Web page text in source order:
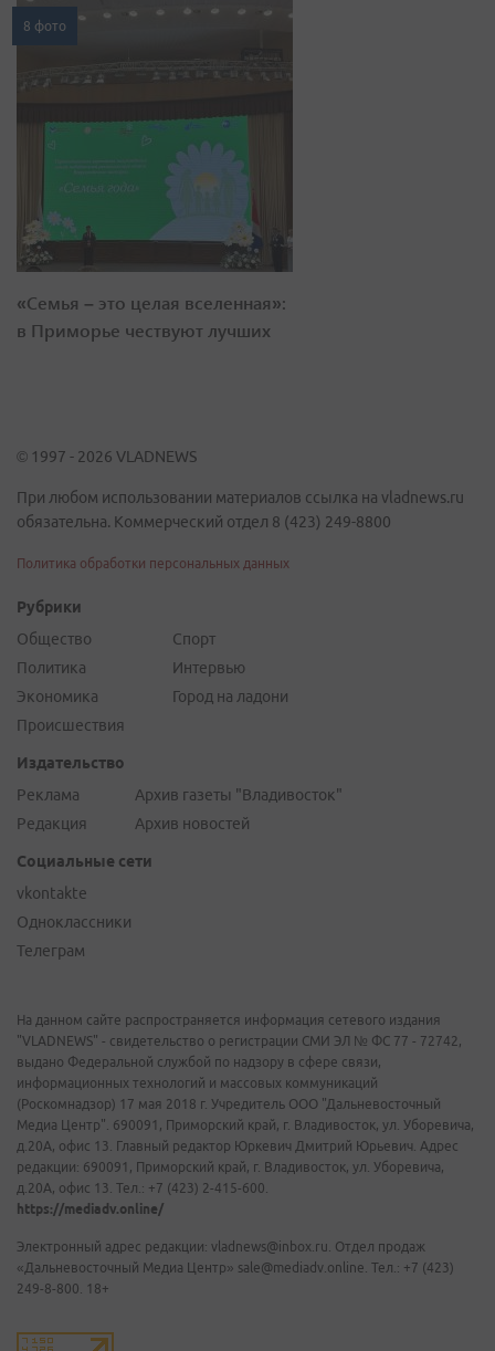
8 фото
«Семья – это целая вселенная»:
в Приморье чествуют лучших
© 1997 - 2026 VLADNEWS
При любом использовании материалов ссылка на vladnews.ru
обязательна. Коммерческий отдел 8 (423) 249-8800
Политика обработки персональных данных
Рубрики
Общество
Политика
Экономика
Происшествия
Спорт
Интервью
Город на ладони
Издательство
Реклама
Редакция
Архив газеты "Владивосток"
Архив новостей
Социальные сети
vkontakte
Одноклассники
Телеграм
На данном сайте распространяется информация сетевого издания
"VLADNEWS" - свидетельство о регистрации СМИ ЭЛ № ФС 77 - 72742,
выдано Федеральной службой по надзору в сфере связи,
информационных технологий и массовых коммуникаций
(Роскомнадзор) 17 мая 2018 г. Учредитель ООО "Дальневосточный
Медиа Центр". 690091, Приморский край, г. Владивосток, ул. Уборевича,
д.20А, офис 13. Главный редактор Юркевич Дмитрий Юрьевич. Адрес
редакции: 690091, Приморский край, г. Владивосток, ул. Уборевича,
д.20А, офис 13. Тел.: +7 (423) 2-415-600.
https://mediadv.online/
Электронный адрес редакции: vladnews@inbox.ru. Отдел продаж
«Дальневосточный Медиа Центр» sale@mediadv.online. Тел.: +7 (423)
249-8-800. 18+